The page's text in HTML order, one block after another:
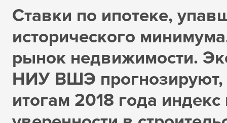
Ставки по ипотеке,
исторического
рынок недвижимости.
НИУ ВШЭ прогнозируют,
итогам 2018 года